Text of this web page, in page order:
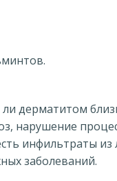
дерматитом
нарушение
инфильтраты
заболеваний.